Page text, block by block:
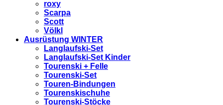
roxy
Scarpa
Scott
Völkl
Ausrüstung WINTER
Langlaufski-Set
Langlaufski-Set Kinder
Tourenski + Felle
Tourenski-Set
Touren-Bindungen
Tourenskischuhe
Tourenski-Stöcke